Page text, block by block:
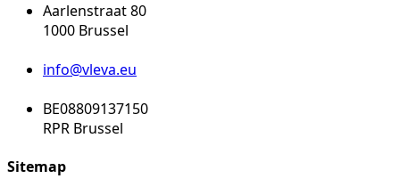
Aarlenstraat 80
1000 Brussel
info@vleva.eu
BE08809137150
RPR Brussel
Sitemap